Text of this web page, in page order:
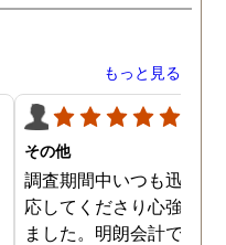
もっと見る
その他
調査期間中いつも迅速に
応してくださり心強く感
ました。明朗会計ですし